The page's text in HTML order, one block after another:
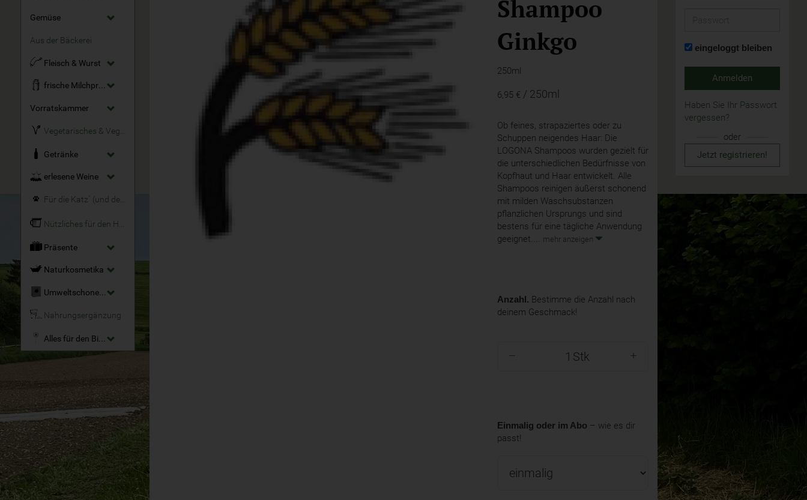
Gemüse
Aus der Bäckerei
Fleisch & Wurst
frische Milchprodukte
Vorratskammer
Getränke
erlesene Weine
Für die Katz´ (und den Hund)
Präsente
Naturkosmetika
Umweltschonende Reinigungsmittel
Nahrungsergänzung
Alles für den Bio-Garten
Shampoo
Ginkgo
250ml
6,95 € / 250ml
Ob feines, strapaziertes oder zu
Schuppen neigendes Haar: Die
LOGONA Shampoos wurden gezielt für
die unterschiedlichen Bedürfnisse von
Kopfhaut und Haar entwickelt. Alle
Shampoos reinigen äußerst schonend
mit milden Waschsubstanzen
pflanzlichen Ursprungs und sind
bestens für eine tägliche Anwendung
geeignet....
mehr anzeigen
Anzahl. Bestimme die Anzahl nach
deinem Geschmack!
Stk
Einmalig oder im Abo – wie es dir
passt!
eingeloggt bleiben
Anmelden
Haben Sie Ihr Passwort
vergessen?
oder
Jetzt registrieren!